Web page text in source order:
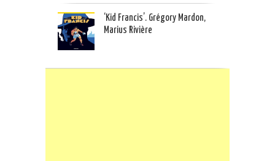
‘Kid Francis’. Grégory Mardon,
Marius Rivière